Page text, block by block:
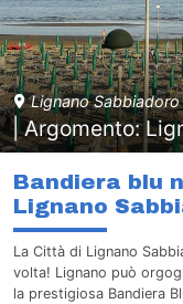
Lignano Sabbiadoro
| Argomento:
Bandiera blu
Lignano
La Città di Lignano
volta! Lignano può
la prestigiosa Bandiera